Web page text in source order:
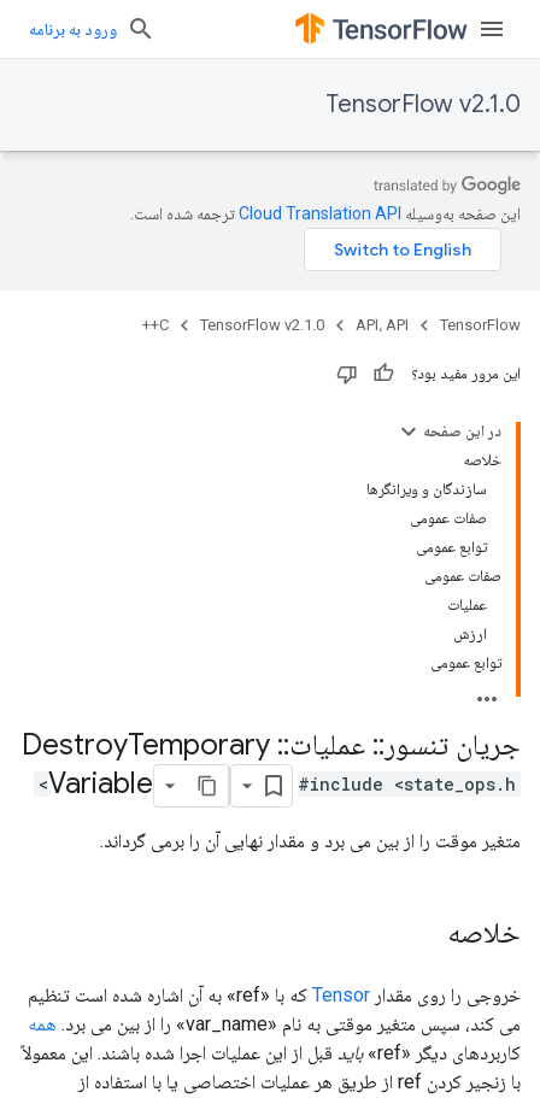
ورود به برنامه
TensorFlow v2.1.0
این صفحه به‌وسیله ترجمه شده است.
TensorFlow API، API TensorFlow v2.1.0
C++
این مرور مفید بود؟
در این صفحه
خلاصه
سازندگان و ویرانگرها
صفات عمومی
توابع عمومی
صفات عمومی
عملیات
ارزش
توابع عمومی
جریان تنسور :: عملیات::
Temporary
Variable
#include <state_ops.h>
متغیر موقت را از بین می برد و مقدار نهایی آن را برمی گرداند.
خلاصه
خروجی را روی مقدار Tensor
که با «ref» به آن اشاره شده است تنظیم
می کند، سپس متغیر موقتی به نام «var_name» را از بین می برد.
همه
کاربردهای دیگر «ref»
باید قبل از این عملیات اجرا شده باشند. این معمولاً
با زنجیر کردن ref از طریق هر عملیات اختصاصی یا با استفاده از